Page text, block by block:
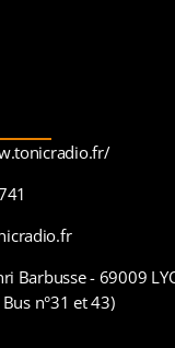
Barbusse - 69009
n°31 et 43)